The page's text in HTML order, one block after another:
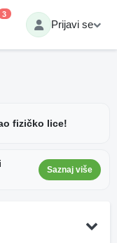
3
Prijavi se
fizičko lice!
Saznaj više